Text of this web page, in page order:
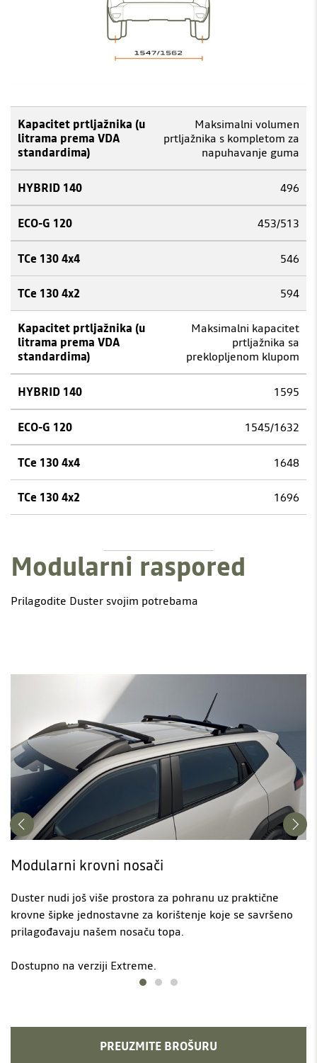
Maksimalni volumen
prtljažnika s kompletom za
napuhavanje guma
496
453/513
546
594
Maksimalni kapacitet
prtljažnika sa
preklopljenom klupom
1595
1545/1632
1648
1696
Modularni raspored
Prilagodite Duster svojim potrebama
Modularni krovni nosači
Duster nudi još više prostora za pohranu uz praktične
krovne šipke jednostavne za korištenje koje se savršeno
prilagođavaju našem nosaču topa.
Dostupno na verziji Extreme.
PREUZMITE BROŠURU